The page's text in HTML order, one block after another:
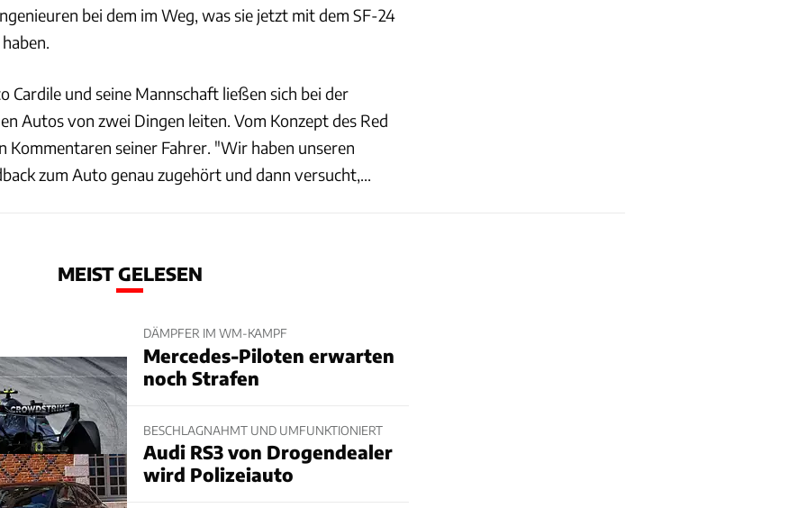
bei dem im Weg, was sie jetzt mit dem SF-24
Cardile und seine Mannschaft ließen sich bei der
Autos von zwei Dingen leiten. Vom Konzept des Red
Kommentaren seiner Fahrer. "Wir haben unseren
zum Auto genau zugehört und dann versucht,...
MEIST GELESEN
DÄMPFER IM WM-KAMPF
Mercedes-Piloten erwarten
noch Strafen
BESCHLAGNAHMT UND UMFUNKTIONIERT
Audi RS3 von Drogendealer
wird Polizeiauto